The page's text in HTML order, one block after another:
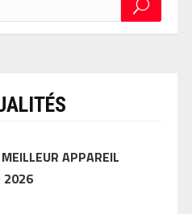
APPAREIL
2026